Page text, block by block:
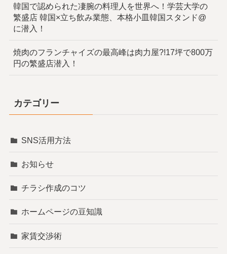
韓国で認められた凄腕の料理人を世界へ！学芸大学の
繁盛店 韓国×立ち飲み業態、本格小皿韓国スタンド@
に潜入！
焼肉のフランチャイズの最高峰は肉力屋?!17坪で800万
円の繁盛店潜入！
カテゴリー
SNS活用方法
お知らせ
チラシ作成のコツ
ホームページの豆知識
家賃交渉術